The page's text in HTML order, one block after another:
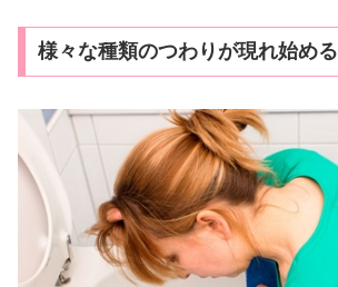
様々な種類のつわりが現れ始める